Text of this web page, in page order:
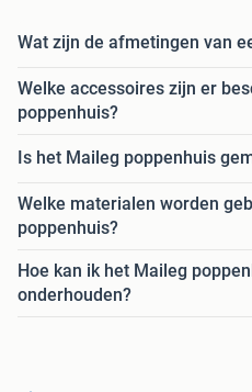
Wat zijn de afmetingen van
Welke accessoires zijn er
poppenhuis?
Is het Maileg poppenhuis
Welke materialen worden
poppenhuis?
Hoe kan ik het Maileg
onderhouden?